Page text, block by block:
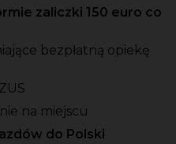
zaliczki 150 euro co
bezpłatną opiekę
na miejscu
do Polski